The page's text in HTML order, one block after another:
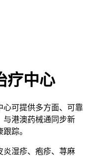
疗中心
心可提供多方面、可靠
与港澳药械通同步新
踪。
炎湿疹、疱疹、荨麻